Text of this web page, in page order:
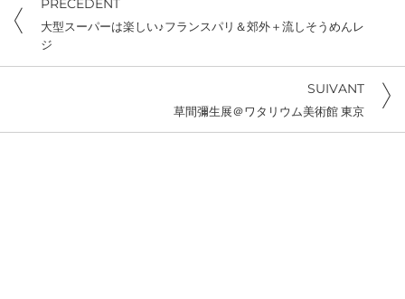
PRÉCÉDENT
大型スーパーは楽しい♪フランスパリ＆郊外＋流しそうめんレ
ジ
SUIVANT
草間彌生展＠ワタリウム美術館 東京